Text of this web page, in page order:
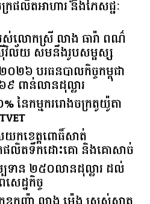
េង បង្ហាញខ្លួនក្នុងពិធីបើក
ផលិតអាហារ និងភេសជ្ជៈ
ោកស្រី លាង ធារ៉ា ពណ៌
វិល័យ សមនឹងរូបសម្ផស្ស
២៦​ បរធន​បាលកិច្ច​កម្ពុជា​
ពាន់លាន​ដុល្លារ​
នៃ​កម្មករ​រោងចក្រ​តូយ៉ូតា
កខេត្ដពោធិ៍សាត់
លិតទឹកដោះគោ និងគោសាច់
ាន ២៥០លានដុល្លារ ដល់